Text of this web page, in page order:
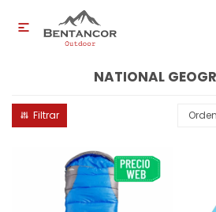

NATIONAL